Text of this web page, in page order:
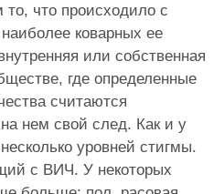
что происходило с
коварных ее
или собственная
где определенные
считаются
нем свой след. Как и у
уровней стигмы.
с ВИЧ. У некоторых